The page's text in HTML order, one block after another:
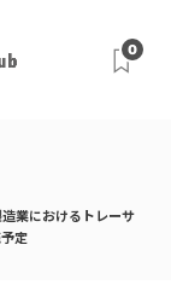
0
業におけるトレーサ
定